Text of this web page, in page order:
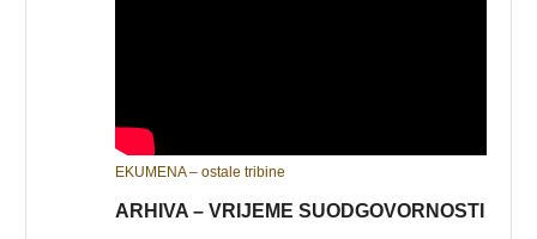
EKUMENA – ostale tribine
ARHIVA – VRIJEME SUODGOVORNOSTI